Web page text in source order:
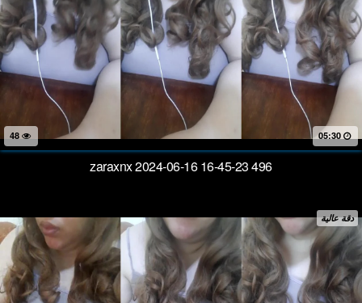
05:30
zaraxnx 2024-06-16 16-45-23 496
دقة عالية